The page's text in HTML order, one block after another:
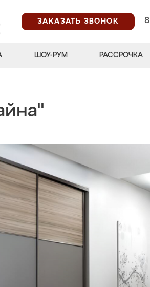
ЗАКАЗАТЬ ЗВОНОК
ШОУ-РУМ РАССРОЧКА